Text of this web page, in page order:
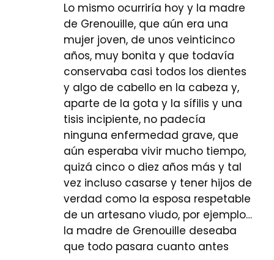
Lo mismo ocurriría hoy y la madre
de Grenouille, que aún era una
mujer joven, de unos veinticinco
años, muy bonita y que todavía
conservaba casi todos los dientes
y algo de cabello en la cabeza y,
aparte de la gota y la sífilis y una
tisis incipiente, no padecía
ninguna enfermedad grave, que
aún esperaba vivir mucho tiempo,
quizá cinco o diez años más y tal
vez incluso casarse y tener hijos de
verdad como la esposa respetable
de un artesano viudo, por ejemplo…
la madre de Grenouille deseaba
que todo pasara cuanto antes